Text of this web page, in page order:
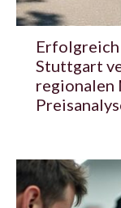
Stuttgart
regionalen